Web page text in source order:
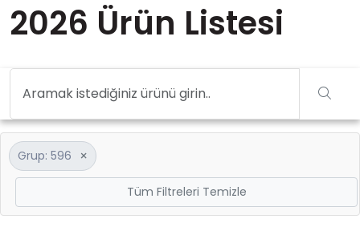
2026 Ürün Listesi
Grup: 596 ×
Tüm Filtreleri Temizle